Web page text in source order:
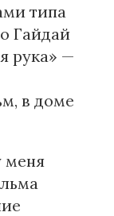
типа
Гайдай
рука» —
в доме
меня